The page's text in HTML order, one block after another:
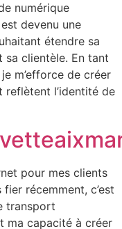
numérique
devenu une
étendre sa
clientèle. En tant
m’efforce de créer
reflètent l’identité de
pour mes clients
récemment, c’est
transport
ma capacité à créer